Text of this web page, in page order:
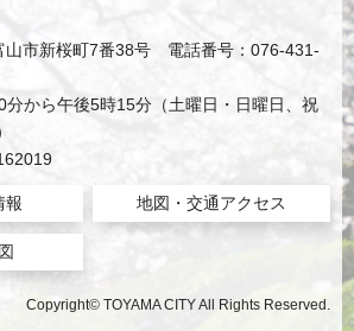
山市新桜町7番38号 電話番号：076-431-
分から午後5時15分（土曜日・日曜日、祝
報 地図・交通アクセス
Copyright© TOYAMA CITY All Rights Reserved.